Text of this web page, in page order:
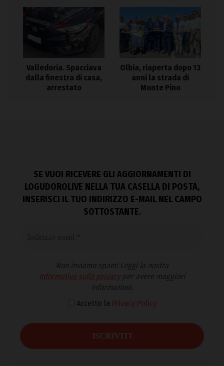
Valledoria. Spacciava
dalla finestra di casa,
arrestato
Olbia, riaperta dopo 13
anni la strada di
Monte Pino
SE VUOI RICEVERE GLI AGGIORNAMENTI DI
LOGUDOROLIVE NELLA TUA CASELLA DI POSTA,
INSERISCI IL TUO INDIRIZZO E-MAIL NEL CAMPO
SOTTOSTANTE.
Non inviamo spam! Leggi la nostra
Informativa sulla privacyper avere maggiori
informazioni.
Accetto la Privacy Policy